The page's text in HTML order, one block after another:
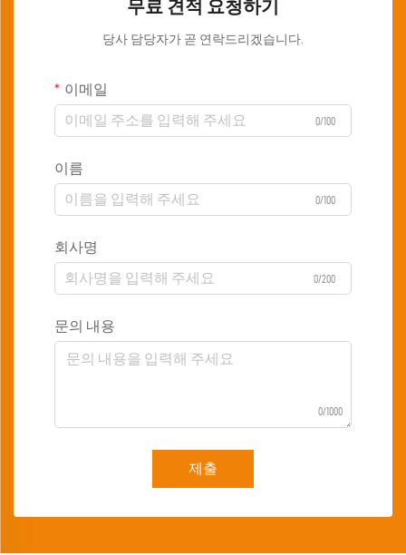
무료 견적 요청하기
당사 담당자가 곧 연락드리겠습니다.
이메일
0/100
이름
0/100
회사명
0/200
문의 내용
0/1000
제출